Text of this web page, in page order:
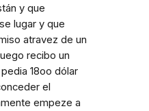
y que
lugar y que
atravez de un
recibo un
18oo dólar
el
empeze a